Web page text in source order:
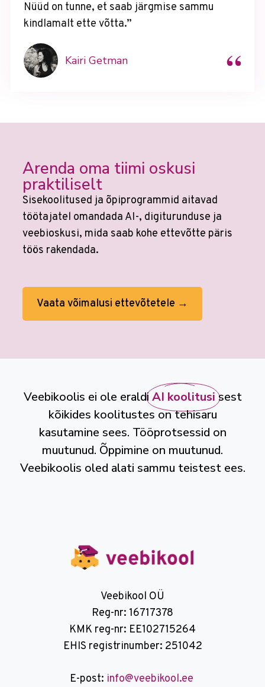
Nüüd on tunne, et saab järgmise sammu
kindlamalt ette võtta.”
Kairi Getman “
Arenda oma tiimi oskusi
praktiliselt
Sisekoolitused ja õpiprogrammid aitavad
töötajatel omandada AI-, digiturunduse ja
veebioskusi, mida saab kohe ettevõtte päris
töös rakendada.
Vaata võimalusi ettevõtetele →
Veebikoolis ei ole eraldiAI koolitusi sest
kõikides koolitustes on tehisaru
kasutamine sees. Tööprotsessid on
muutunud. Õppimine on muutunud.
Veebikoolis oled alati sammu teistest ees.
Veebikool OÜ
Reg-nr: 16717378
KMK reg-nr: EE102715264
EHIS registrinumber: 251042
E-post: info@veebikool.ee